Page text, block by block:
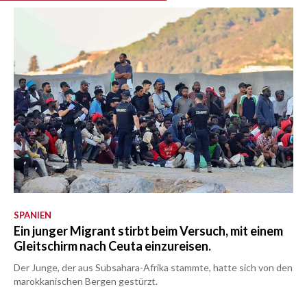
SPANIEN
Ein junger Migrant stirbt beim Versuch, mit einem
Gleitschirm nach Ceuta einzureisen.
Der Junge, der aus Subsahara-Afrika stammte, hatte sich von den
marokkanischen Bergen gestürzt.